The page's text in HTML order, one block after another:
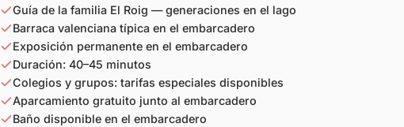
Guía de la familia El Roig — generaciones en el lago
Barraca valenciana típica en el embarcadero
Exposición permanente en el embarcadero
Duración: 40–45 minutos
Colegios y grupos: tarifas especiales disponibles
Aparcamiento gratuito junto al embarcadero
Baño disponible en el embarcadero